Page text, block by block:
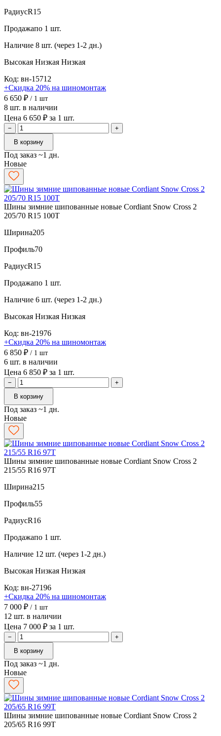
РадиусR15
Продажапо 1 шт.
Наличие 8 шт. (через 1-2 дн.)
Высокая Низкая Низкая
Код: вн-15712
+Скидка 20% на шиномонтаж
6 650 ₽ / 1 шт
8 шт. в наличии
Цена 6 650 ₽ за 1 шт.
−
+
В корзину
Под заказ ~1 дн.
Новые
Шины зимние шипованные новые Cordiant Snow Cross 2
205/70 R15 100T
Ширина205
Профиль70
РадиусR15
Продажапо 1 шт.
Наличие 6 шт. (через 1-2 дн.)
Высокая Низкая Низкая
Код: вн-21976
+Скидка 20% на шиномонтаж
6 850 ₽ / 1 шт
6 шт. в наличии
Цена 6 850 ₽ за 1 шт.
−
+
В корзину
Под заказ ~1 дн.
Новые
Шины зимние шипованные новые Cordiant Snow Cross 2
215/55 R16 97T
Ширина215
Профиль55
РадиусR16
Продажапо 1 шт.
Наличие 12 шт. (через 1-2 дн.)
Высокая Низкая Низкая
Код: вн-27196
+Скидка 20% на шиномонтаж
7 000 ₽ / 1 шт
12 шт. в наличии
Цена 7 000 ₽ за 1 шт.
−
+
В корзину
Под заказ ~1 дн.
Новые
Шины зимние шипованные новые Cordiant Snow Cross 2
205/65 R16 99T